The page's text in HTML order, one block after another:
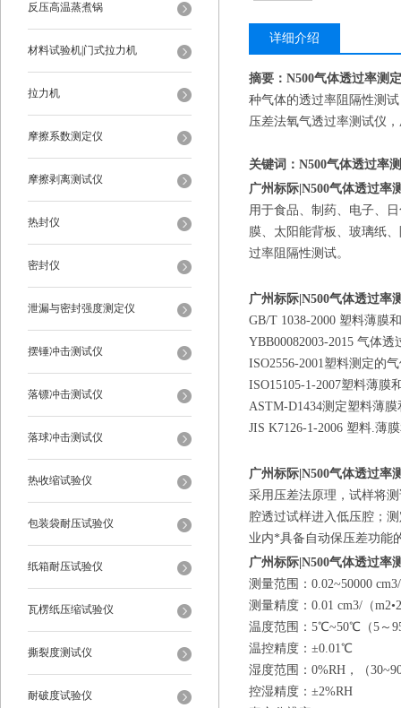
反压高温蒸煮锅
材料试验机|门式拉力机
拉力机
摩擦系数测定仪
摩擦剥离测试仪
热封仪
密封仪
泄漏与密封强度测定仪
摆锤冲击测试仪
落镖冲击测试仪
落球冲击测试仪
热收缩试验仪
包装袋耐压试验仪
纸箱耐压试验仪
瓦楞纸压缩试验仪
撕裂度测试仪
耐破度试验仪
详细介绍
摘要：N500气体透过率测
种气体的透过率阻隔性测试
压差法氧气透过率测试仪
关键词：N500气体透过率
广州标际|N500气体透过率
用于食品、 制药、电子、
膜、太阳能背板、玻璃纸
过率阻隔性测试。
广州标际|N500气体透过率
GB/T 1038-2000 塑料薄膜
YBB00082003-2015 气体透
ISO2556-2001塑料测定的
ISO15105-1-2007塑料薄
ASTM-D1434测定塑料薄
JIS K7126-1-2006 塑料.薄
广州标际|N500气体透过率
采用压差法原理，试样将
腔透过试样进入低压腔；
业内*具备自动保压差功能
广州标际|N500气体透过率
测量范围 ： 0.02~50000
测量精度 ： 0.01 cm3/（
温度范围 ： 5℃~50℃（5～
温控精度 ： ±0.01℃
湿度范围 ： 0%RH，（
控湿精度 ： ±2%RH